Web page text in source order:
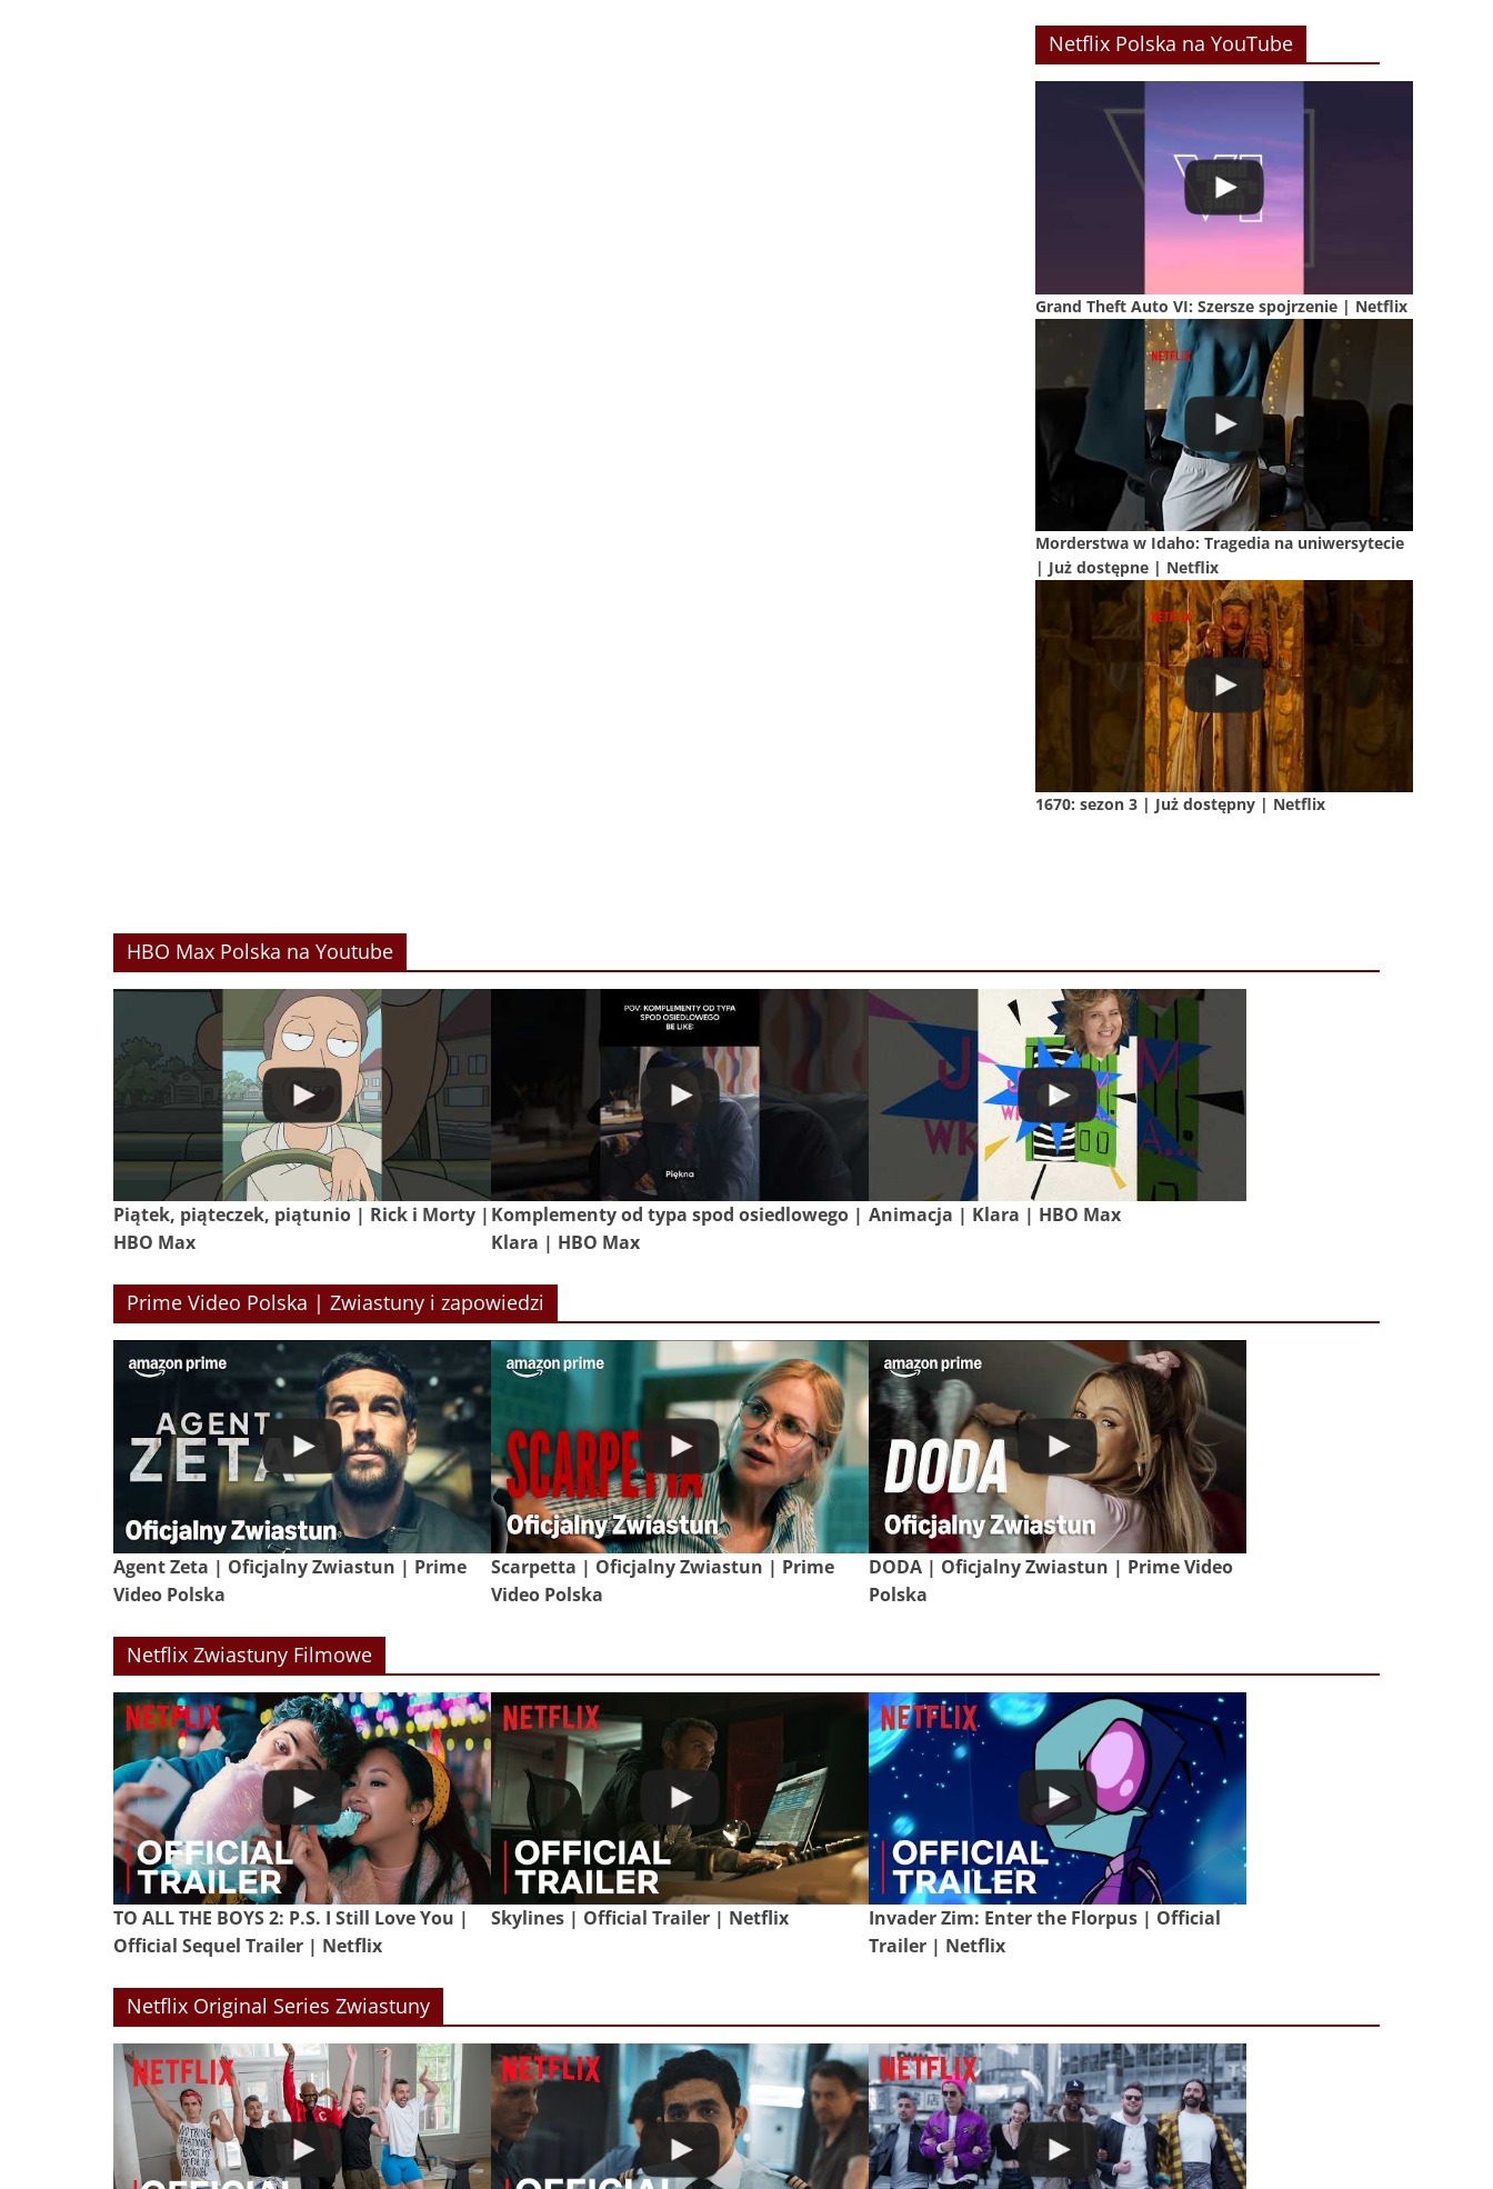
Netflix Polska na YouTube
Grand Theft Auto VI: Szersze spojrzenie | Netflix
Morderstwa w Idaho: Tragedia na uniwersytecie
| Już dostępne | Netflix
1670: sezon 3 | Już dostępny | Netflix
HBO Max Polska na Youtube
Piątek, piąteczek, piątunio | Rick i Morty |
HBO Max
Komplementy od typa spod osiedlowego |
Klara | HBO Max
Animacja | Klara | HBO Max
Prime Video Polska | Zwiastuny i zapowiedzi
Agent Zeta | Oficjalny Zwiastun | Prime
Video Polska
Scarpetta | Oficjalny Zwiastun | Prime
Video Polska
DODA | Oficjalny Zwiastun | Prime Video
Polska
Netflix Zwiastuny Filmowe
TO ALL THE BOYS 2: P.S. I Still Love You |
Official Sequel Trailer | Netflix
Skylines | Official Trailer | Netflix
Invader Zim: Enter the Florpus | Official
Trailer | Netflix
Netflix Original Series Zwiastuny